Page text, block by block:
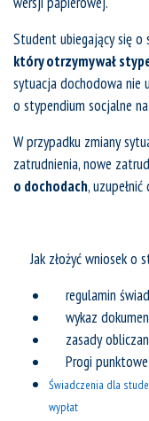
Student ubiegający się
który otrzymywał
sytuacja dochodowa nie
o stypendium socjalne
W przypadku zmiany
zatrudnienia, nowe
o dochodach,
Jak złożyć wniosek o
regulamin
wykaz
zasady
Progi
Świadczenia dla
wypłat